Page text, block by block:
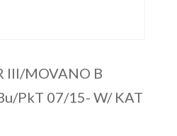
III/MOVANO B
PkT 07/15- W/ KAT